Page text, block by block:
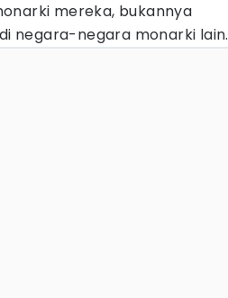
mereka, bukannya
negara-negara monarki lain.